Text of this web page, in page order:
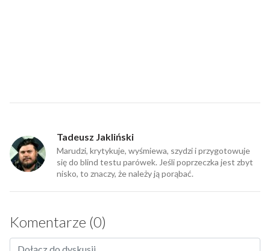
Tadeusz Jakliński
Marudzi, krytykuje, wyśmiewa, szydzi i przygotowuje
się do blind testu parówek. Jeśli poprzeczka jest zbyt
nisko, to znaczy, że należy ją porąbać.
Komentarze (0)